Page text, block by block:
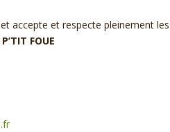
accepte et respecte pleinement
FOUE